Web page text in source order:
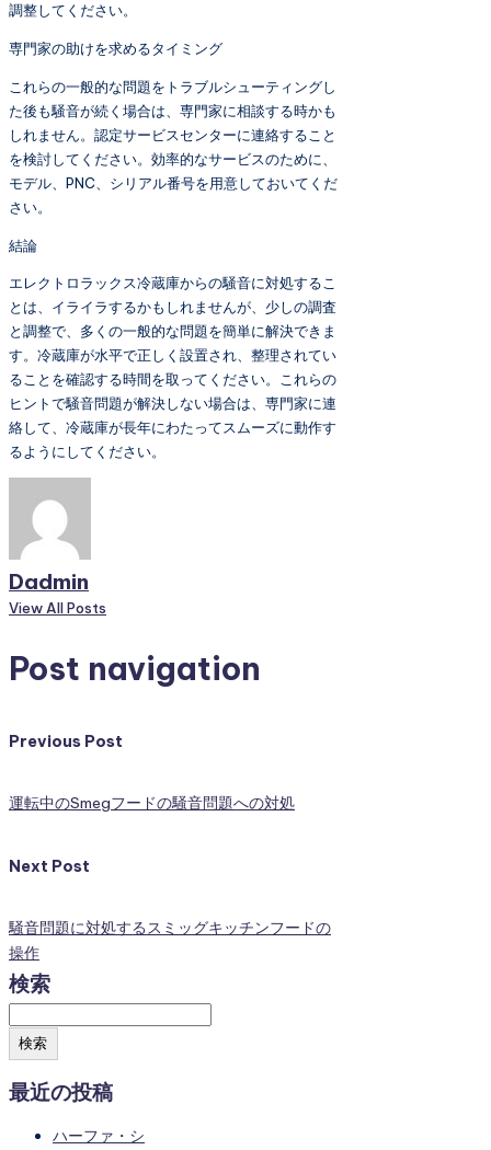
調整してください。
専門家の助けを求めるタイミング
これらの一般的な問題をトラブルシューティングし
た後も騒音が続く場合は、専門家に相談する時かも
しれません。認定サービスセンターに連絡すること
を検討してください。効率的なサービスのために、
モデル、PNC、シリアル番号を用意しておいてくだ
さい。
結論
エレクトロラックス冷蔵庫からの騒音に対処するこ
とは、イライラするかもしれませんが、少しの調査
と調整で、多くの一般的な問題を簡単に解決できま
す。冷蔵庫が水平で正しく設置され、整理されてい
ることを確認する時間を取ってください。これらの
ヒントで騒音問題が解決しない場合は、専門家に連
絡して、冷蔵庫が長年にわたってスムーズに動作す
るようにしてください。
Dadmin
View All Posts
Post navigation
Previous Post
運転中のSmegフードの騒音問題への対処
Next Post
騒音問題に対処するスミッグキッチンフードの
操作
検索
検索
最近の投稿
ハーファ・シ